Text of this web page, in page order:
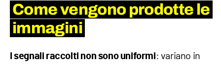
Come vengono prodotte le
immagini
I segnali raccolti non sono uniformi: variano in